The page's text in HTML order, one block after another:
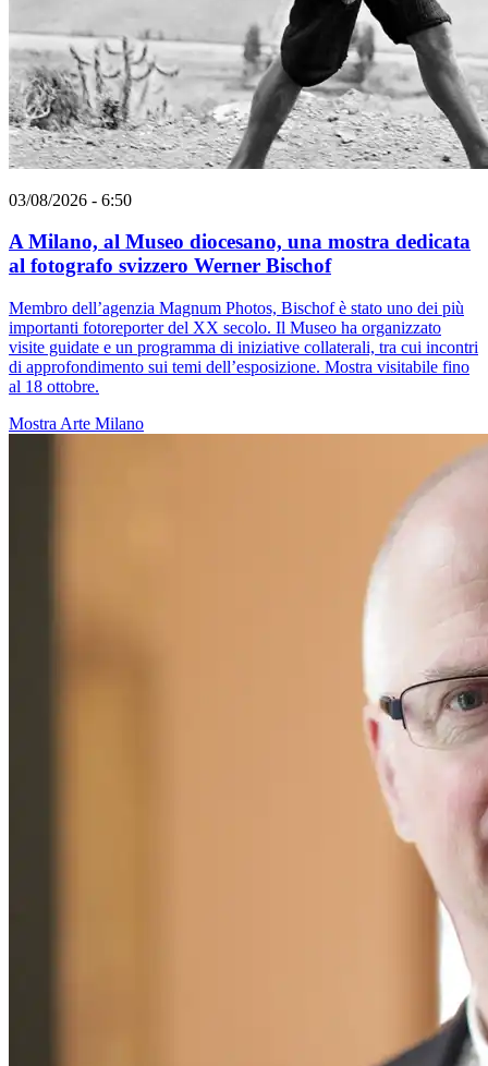
03/08/2026 - 6:50
A Milano, al Museo diocesano, una mostra dedicata
al fotografo svizzero Werner Bischof
Membro dell’agenzia Magnum Photos, Bischof è stato uno dei più
importanti fotoreporter del XX secolo. Il Museo ha organizzato
visite guidate e un programma di iniziative collaterali, tra cui incontri
di approfondimento sui temi dell’esposizione. Mostra visitabile fino
al 18 ottobre.
Mostra Arte Milano